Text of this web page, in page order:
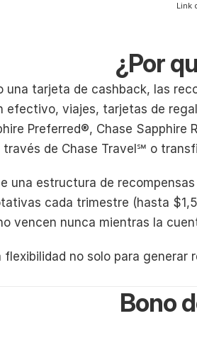
Link
¿Por
una tarjeta de cashback, las
efectivo, viajes, tarjetas de
Preferred®, Chase
de Chase Travel℠ o
una estructura de
cada trimestre (hasta
vencen nunca mientras la
no solo para
Bono